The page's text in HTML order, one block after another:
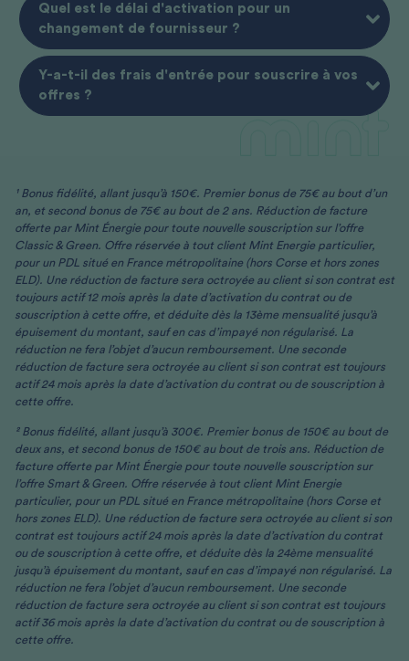
Quel est le délai d'activation pour un
changement de fournisseur ?
Y-a-t-il des frais d'entrée pour souscrire à vos
offres ?
¹ Bonus fidélité, allant jusqu’à 150€. Premier bonus de 75€ au bout d’un
an, et second bonus de 75€ au bout de 2 ans. Réduction de facture
offerte par Mint Énergie pour toute nouvelle souscription sur l’offre
Classic & Green. Offre réservée à tout client Mint Energie particulier,
pour un PDL situé en France métropolitaine (hors Corse et hors zones
ELD). Une réduction de facture sera octroyée au client si son contrat est
toujours actif 12 mois après la date d’activation du contrat ou de
souscription à cette offre, et déduite dès la 13ème mensualité jusqu’à
épuisement du montant, sauf en cas d’impayé non régularisé. La
réduction ne fera l’objet d’aucun remboursement. Une seconde
réduction de facture sera octroyée au client si son contrat est toujours
actif 24 mois après la date d’activation du contrat ou de souscription à
cette offre.​
² Bonus fidélité, allant jusqu’à 300€. Premier bonus de 150€ au bout de
deux ans, et second bonus de 150€ au bout de trois ans. Réduction de
facture offerte par Mint Énergie pour toute nouvelle souscription sur
l’offre Smart & Green. Offre réservée à tout client Mint Energie
particulier, pour un PDL situé en France métropolitaine (hors Corse et
hors zones ELD). Une réduction de facture sera octroyée au client si son
contrat est toujours actif 24 mois après la date d’activation du contrat
ou de souscription à cette offre, et déduite dès la 24ème mensualité
jusqu’à épuisement du montant, sauf en cas d’impayé non régularisé. La
réduction ne fera l’objet d’aucun remboursement. Une seconde
réduction de facture sera octroyée au client si son contrat est toujours
actif 36 mois après la date d’activation du contrat ou de souscription à
cette offre.​